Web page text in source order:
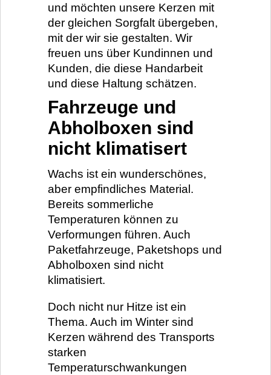
und möchten unsere Kerzen mit
der gleichen Sorgfalt übergeben,
mit der wir sie gestalten. Wir
freuen uns über Kundinnen und
Kunden, die diese Handarbeit
und diese Haltung schätzen.
Fahrzeuge und
Abholboxen sind
nicht klimatisert
Wachs ist ein wunderschönes,
aber empfindliches Material.
Bereits sommerliche
Temperaturen können zu
Verformungen führen. Auch
Paketfahrzeuge, Paketshops und
Abholboxen sind nicht
klimatisiert.
Doch nicht nur Hitze ist ein
Thema. Auch im Winter sind
Kerzen während des Transports
starken
Temperaturschwankungen